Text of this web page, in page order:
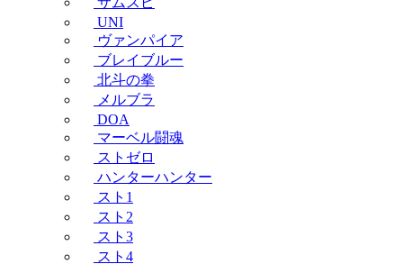
UNI
ヴァンパイア
ブレイブルー
北斗の拳
メルブラ
DOA
マーベル闘魂
ストゼロ
ハンターハンター
スト1
スト2
スト3
スト4